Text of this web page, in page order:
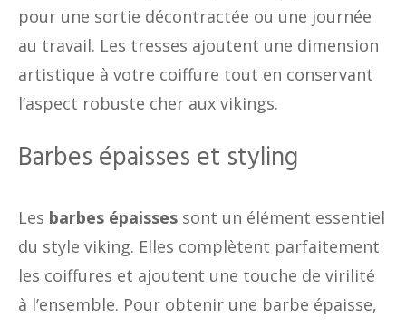
pour une sortie décontractée ou une journée
au travail. Les tresses ajoutent une dimension
artistique à votre coiffure tout en conservant
l’aspect robuste cher aux vikings.
Barbes épaisses et styling
Les barbes épaisses sont un élément essentiel
du style viking. Elles complètent parfaitement
les coiffures et ajoutent une touche de virilité
à l’ensemble. Pour obtenir une barbe épaisse,